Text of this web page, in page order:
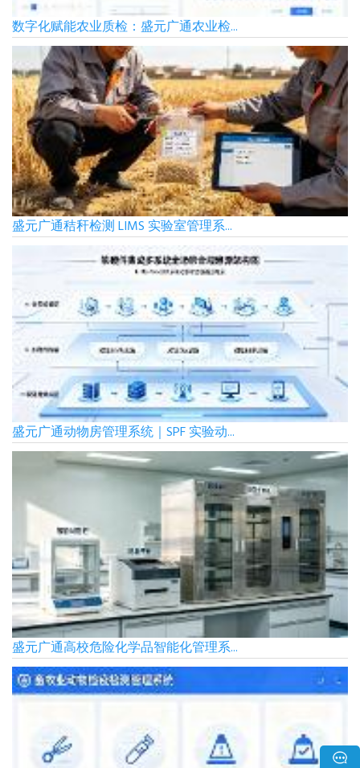
数字化赋能农业质检：盛元广通农业检...
盛元广通秸秆检测 LIMS 实验室管理系...
盛元广通动物房管理系统｜SPF 实验动...
盛元广通高校危险化学品智能化管理系...